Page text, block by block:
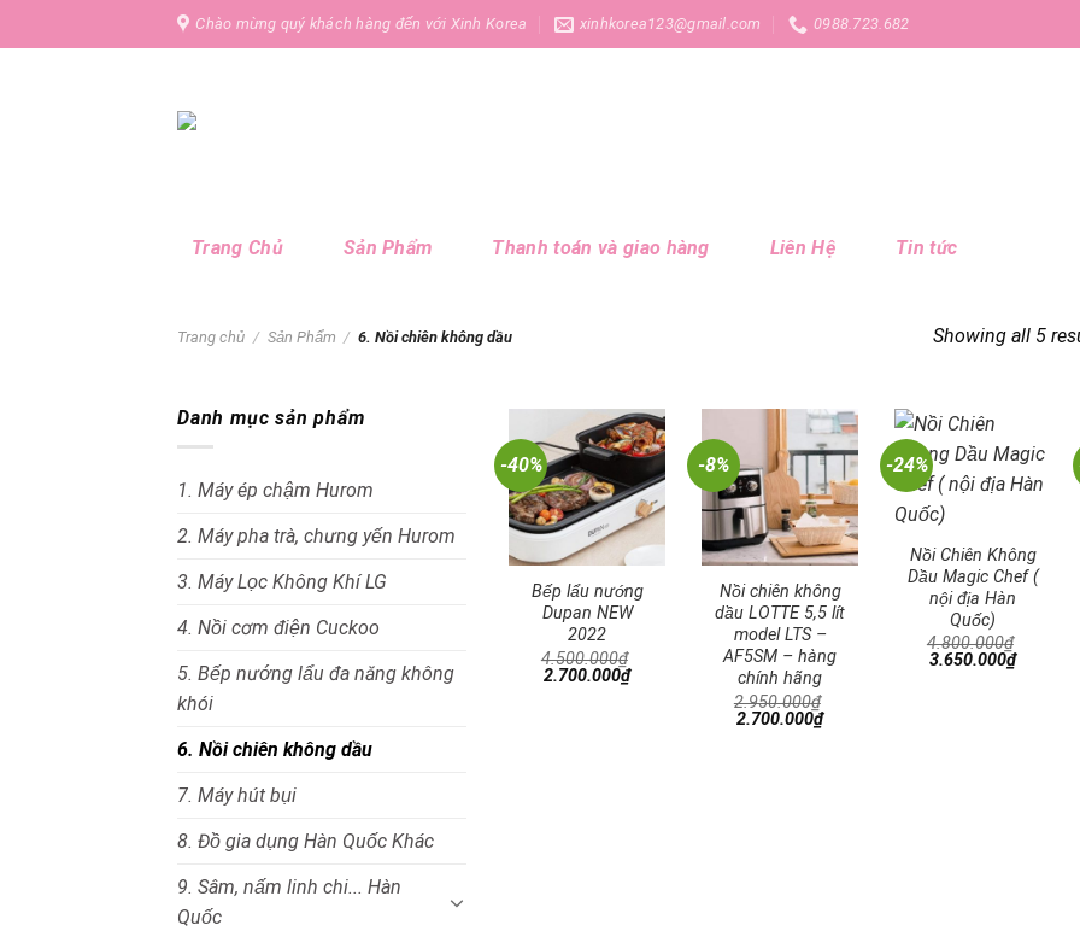
to
Chào mừng quý khách hàng đến với Xinh Korea xinhkorea123@gmail.com 0988.723.682
Trang Chủ Sản Phẩm Thanh toán và giao hàng Liên Hệ Tin tức
Trang chủ / Sản Phẩm / 6. Nồi chiên không dầu Showing all 5
Danh mục sản phẩm
1. Máy ép chậm Hurom
2. Máy pha trà, chưng yến Hurom
3. Máy Lọc Không Khí LG
4. Nồi cơm điện Cuckoo
5. Bếp nướng lẩu đa năng không
khói
6. Nồi chiên không dầu
7. Máy hút bụi
8. Đồ gia dụng Hàn Quốc Khác
9. Sâm, nấm linh chi... Hàn
Quốc
-40%
Bếp lẩu nướng
Dupan NEW
2022
4.500.000₫
Giá
2.700.000₫Giá
-8%
Nồi chiên không
dầu LOTTE 5,5 lít
model LTS –
AF5SM – hàng
chính hãng
2.950.000₫
Giá
2.700.000₫Giá
-24%
Nồi Chiên Không
Dầu Magic Chef (
nội địa Hàn
Quốc)
4.800.000₫
Giá
3.650.000₫Giá